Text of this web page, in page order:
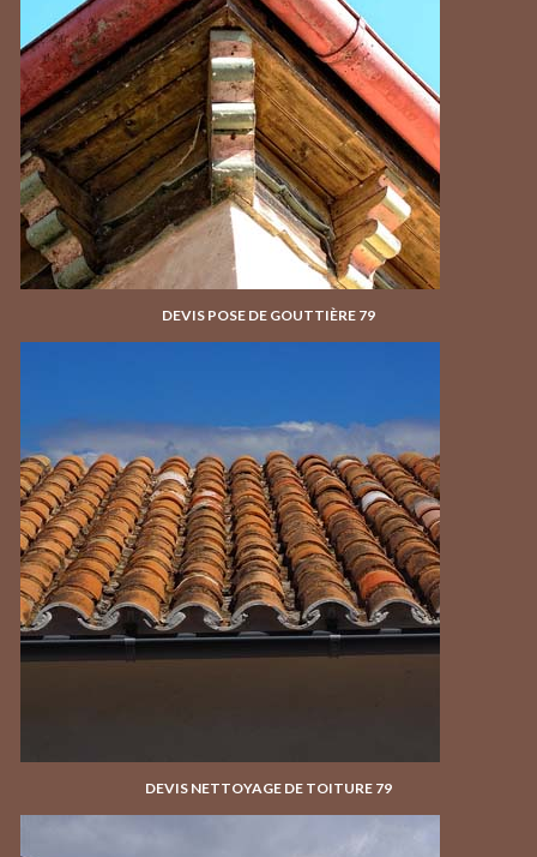
DEVIS POSE DE GOUTTIÈRE 79
DEVIS NETTOYAGE DE TOITURE 79